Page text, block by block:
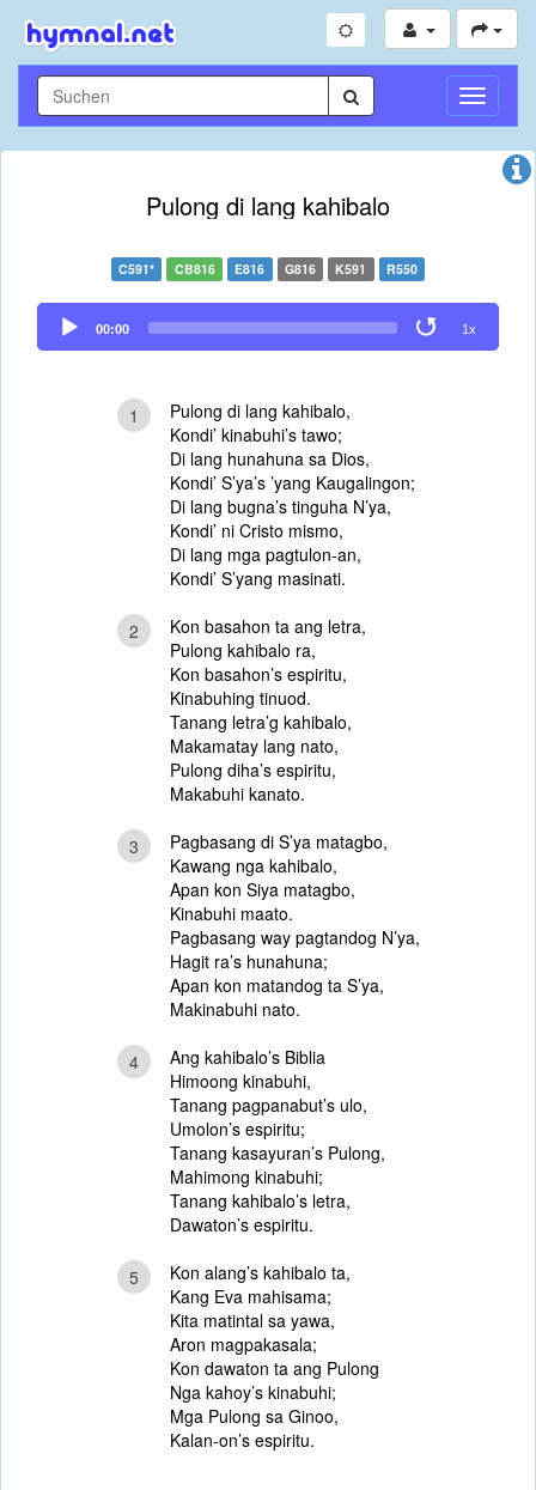
Pulong di lang kahibalo
C591* CB816 E816 G816 K591 R550
Audio
Player
00:00 1x
1
Pulong di lang kahibalo,
Kondi’ kinabuhi’s tawo;
Di lang hunahuna sa Dios,
Kondi’ S’ya’s ’yang Kaugalingon;
Di lang bugna’s tinguha N’ya,
Kondi’ ni Cristo mismo,
Di lang mga pagtulon-an,
Kondi’ S’yang masinati.
2
Kon basahon ta ang letra,
Pulong kahibalo ra,
Kon basahon’s espiritu,
Kinabuhing tinuod.
Tanang letra’g kahibalo,
Makamatay lang nato,
Pulong diha’s espiritu,
Makabuhi kanato.
3
Pagbasang di S’ya matagbo,
Kawang nga kahibalo,
Apan kon Siya matagbo,
Kinabuhi maato.
Pagbasang way pagtandog N’ya,
Hagit ra’s hunahuna;
Apan kon matandog ta S’ya,
Makinabuhi nato.
4
Ang kahibalo’s Biblia
Himoong kinabuhi,
Tanang pagpanabut’s ulo,
Umolon’s espiritu;
Tanang kasayuran’s Pulong,
Mahimong kinabuhi;
Tanang kahibalo’s letra,
Dawaton’s espiritu.
5
Kon alang’s kahibalo ta,
Kang Eva mahisama;
Kita matintal sa yawa,
Aron magpakasala;
Kon dawaton ta ang Pulong
Nga kahoy’s kinabuhi;
Mga Pulong sa Ginoo,
Kalan-on’s espiritu.